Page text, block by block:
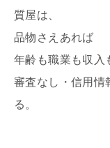
質屋は、
品物さえあれば
年齢も職業も収入
審査なし・信用情
る。